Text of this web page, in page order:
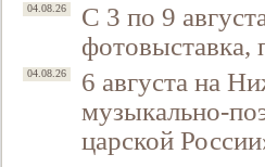
04.08.26
С 3 по 9
фотовыставка,
04.08.26
6 августа на
музыкально-
царской